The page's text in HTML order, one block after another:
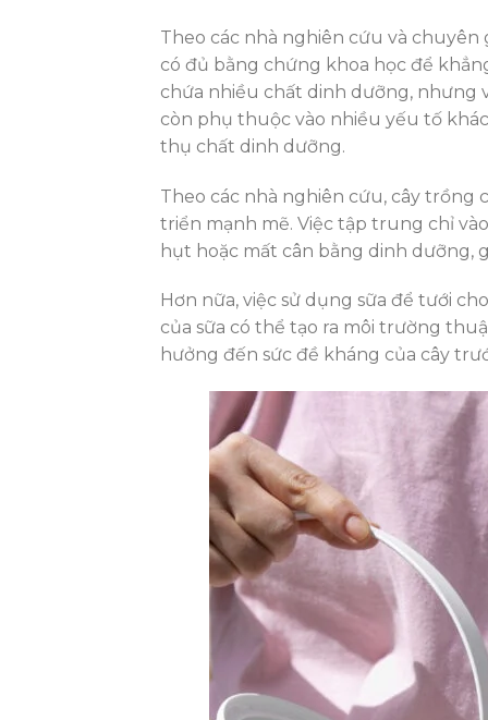
Theo các nhà nghiên cứu và
có đủ bằng chứng khoa học để
chứa nhiều chất dinh dưỡng, nhưng
còn phụ thuộc vào nhiều yếu tố
thụ chất dinh dưỡng.
Theo các nhà nghiên cứu, cây trồng
triển mạnh mẽ. Việc tập trung chỉ
hụt hoặc mất cân bằng dinh dưỡng,
Hơn nữa, việc sử dụng sữa để tưới
của sữa có thể tạo ra môi trường
hưởng đến sức đề kháng của cây